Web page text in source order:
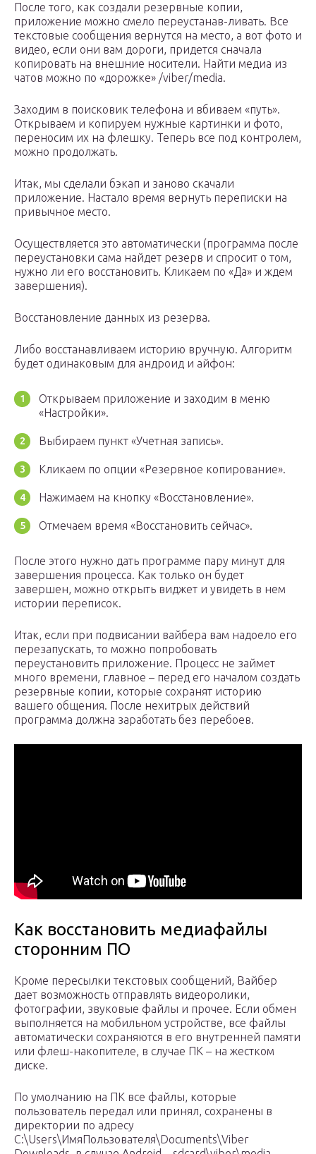
После того, как создали резервные копии,
приложение можно смело переустанав-ливать. Все
текстовые сообщения вернутся на место, а вот фото и
видео, если они вам дороги, придется сначала
копировать на внешние носители. Найти медиа из
чатов можно по «дорожке» /viber/media.
Заходим в поисковик телефона и вбиваем «путь».
Открываем и копируем нужные картинки и фото,
переносим их на флешку. Теперь все под контролем,
можно продолжать.
Итак, мы сделали бэкап и заново скачали
приложение. Настало время вернуть переписки на
привычное место.
Осуществляется это автоматически (программа после
переустановки сама найдет резерв и спросит о том,
нужно ли его восстановить. Кликаем по «Да» и ждем
завершения).
Восстановление данных из резерва.
Либо восстанавливаем историю вручную. Алгоритм
будет одинаковым для андроид и айфон:
Открываем приложение и заходим в меню
«Настройки».
Выбираем пункт «Учетная запись».
Кликаем по опции «Резервное копирование».
Нажимаем на кнопку «Восстановление».
Отмечаем время «Восстановить сейчас».
После этого нужно дать программе пару минут для
завершения процесса. Как только он будет
завершен, можно открыть виджет и увидеть в нем
истории переписок.
Итак, если при подвисании вайбера вам надоело его
перезапускать, то можно попробовать
переустановить приложение. Процесс не займет
много времени, главное – перед его началом создать
резервные копии, которые сохранят историю
вашего общения. После нехитрых действий
программа должна заработать без перебоев.
Как восстановить медиафайлы
сторонним ПО
Кроме пересылки текстовых сообщений, Вайбер
дает возможность отправлять видеоролики,
фотографии, звуковые файлы и прочее. Если обмен
выполняется на мобильном устройстве, все файлы
автоматически сохраняются в его внутренней памяти
или флеш-накопителе, в случае ПК – на жестком
диске.
По умолчанию на ПК все файлы, которые
пользователь передал или принял, сохранены в
директории по адресу
C:\Users\ИмяПользователя\Documents\Viber